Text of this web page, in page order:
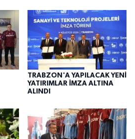
TRABZON'A YAPILACAK YENİ
YATIRIMLAR İMZA ALTINA
ALINDI